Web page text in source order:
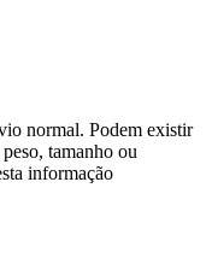
normal. Podem existir
tamanho ou
informação